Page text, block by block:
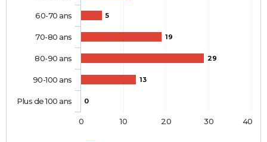
5
19
29
13
0
60-70 ans
70-80 ans
80-90 ans
90-100 ans
Plus de 100 ans
0 10 20 30 40